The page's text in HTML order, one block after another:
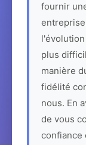
fournir
plus
manière
fidélité
nous. En
de vous
confiance